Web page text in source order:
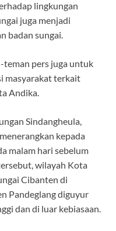
lingkungan
juga menjadi
badan sungai.
teman pers juga untuk
masyarakat terkait
Andika.
Sindangheula,
kepada
malam hari sebelum
wilayah Kota
Cibanten di
Pandeglang diguyur
dan di luar kebiasaan.